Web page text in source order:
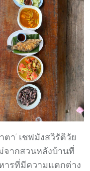
า’ เชฟมังสวิรัติวัย
จากสวนหลังบ้านที่
ารที่มีความแตกต่าง